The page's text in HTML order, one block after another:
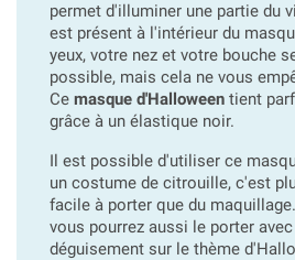
permet d'illuminer une partie du
est présent à l'intérieur du
yeux, votre nez et votre bouche
possible, mais cela ne vous
Ce masque d'Halloween tient
grâce à un élastique noir.
Il est possible d'utiliser ce
un costume de citrouille, c'est
facile à porter que du
vous pourrez aussi le porter
déguisement sur le thème